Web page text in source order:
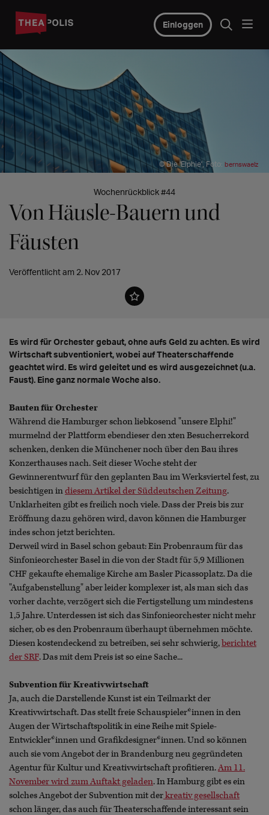
Einloggen
© Die 'Elphie', Foto: bernswaelz
Wochenrückblick #44
Von Häusle-Bauern und
Fäusten
Veröffentlicht am 2. Nov 2017
Es wird für Orchester gebaut, ohne aufs Geld zu achten. Es wird
Wirtschaft subventioniert, wobei auf Theaterschaffende
geachtet wird. Es wird geleitet und es wird ausgezeichnet (u.a.
Faust). Eine ganz normale Woche also.
Bauten für Orchester
Während die Hamburger schon liebkosend "unsere Elphi!"
murmelnd der Plattform ebendieser den xten Besucherrekord
schenken, denken die Münchener noch über den Bau ihres
Konzerthauses nach. Seit dieser Woche steht der
Gewinnerentwurf für den geplanten Bau im Werksviertel fest, zu
besichtigen indiesem Artikel der Süddeutschen Zeitung.
Unklarheiten gibt es freilich noch viele. Dass der Preis bis zur
Eröffnung dazu gehören wird, davon können die Hamburger
indes schon jetzt berichten.
Derweil wird in Basel schon gebaut: Ein Probenraum für das
Sinfonieorchester Basel in die von der Stadt für 5,9 Millionen
CHF gekaufte ehemalige Kirche am Basler Picassoplatz. Da die
"Aufgabenstellung" aber leider komplexer ist, als man sich das
vorher dachte, verzögert sich die Fertigstellung um mindestens
1,5 Jahre. Unterdessen ist sich das Sinfonieorchester nicht mehr
sicher, ob es den Probenraum überhaupt übernehmen möchte.
Diesen kostendeckend zu betreiben, sei sehr schwierig,berichtet
der SRF. Das mit dem Preis ist so eine Sache...
Subvention für Kreativwirtschaft
Ja, auch die Darstellende Kunst ist ein Teilmarkt der
Kreativwirtschaft. Das stellt freie Schauspieler*innen in den
Augen der Wirtschaftspolitik in eine Reihe mit Spiele-
Entwickler*innen und Grafikdesigner*innen. Und so können
auch sie vom Angebot der in Brandenburg neu gegründeten
Agentur für Kultur und Kreativwirtschaft profitieren.Am 11.
November wird zum Auftakt geladen. In Hamburg gibt es ein
solches Angebot der Subvention mit derkreativ gesellschaft
schon länger, das auch für Theaterschaffende interessant sein